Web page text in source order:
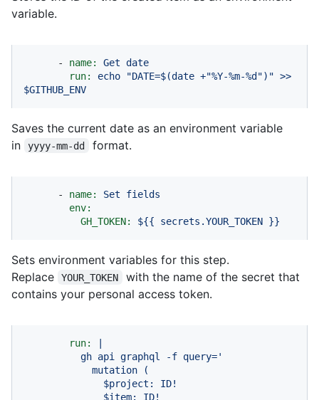
variable.
- name: Get date
run:
echo "DATE=$(date +"%Y-%m-%d")" >>
$GITHUB_ENV
Saves the current date as an environment variable
in
yyyy-mm-dd format.
- name: Set
fields
env:
GH_TOKEN:
${{ secrets.YOUR_TOKEN }}
Sets environment variables for this step.
Replace
YOUR_TOKEN
with the name of the secret that
contains your personal access token.
run:
|